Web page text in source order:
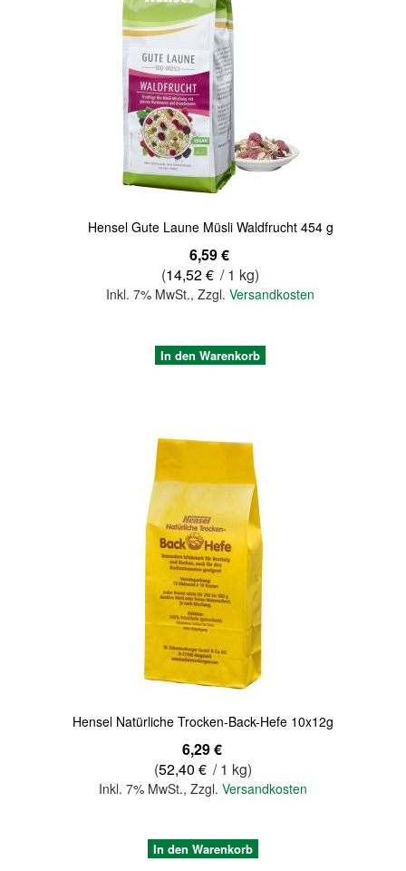
Hensel Gute Laune Müsli Waldfrucht 454 g
6,59 €
(14,52 € / 1 kg)
Inkl. 7% MwSt.,Zzgl.Versandkosten
In den Warenkorb
Hensel Natürliche Trocken-Back-Hefe 10x12g
6,29 €
(52,40 € / 1 kg)
Inkl. 7% MwSt., Zzgl. Versandkosten
In den Warenkorb